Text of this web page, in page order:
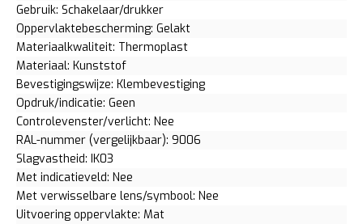
Gebruik: Schakelaar/drukker
Oppervlaktebescherming: Gelakt
Materiaalkwaliteit: Thermoplast
Materiaal: Kunststof
Bevestigingswijze: Klembevestiging
Opdruk/indicatie: Geen
Controlevenster/verlicht: Nee
RAL-nummer (vergelijkbaar): 9006
Slagvastheid: IK03
Met indicatieveld: Nee
Met verwisselbare lens/symbool: Nee
Uitvoering oppervlakte: Mat